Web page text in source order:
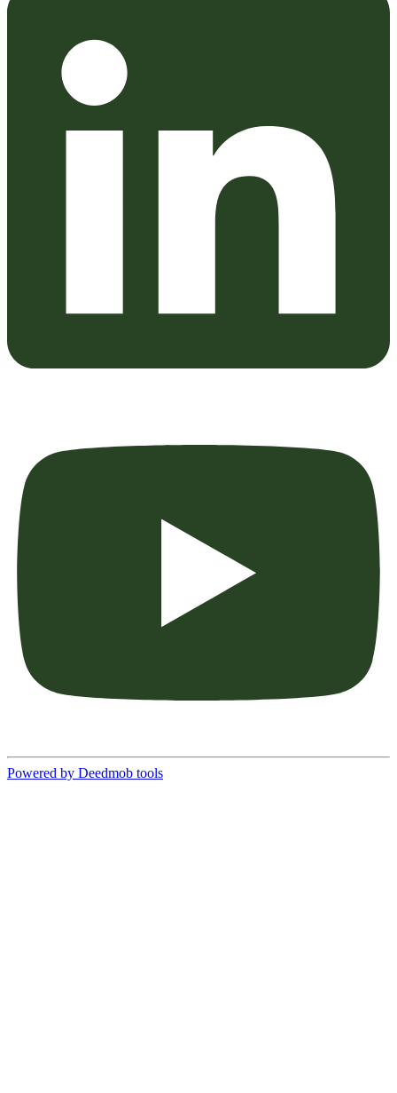
Powered by Deedmob tools